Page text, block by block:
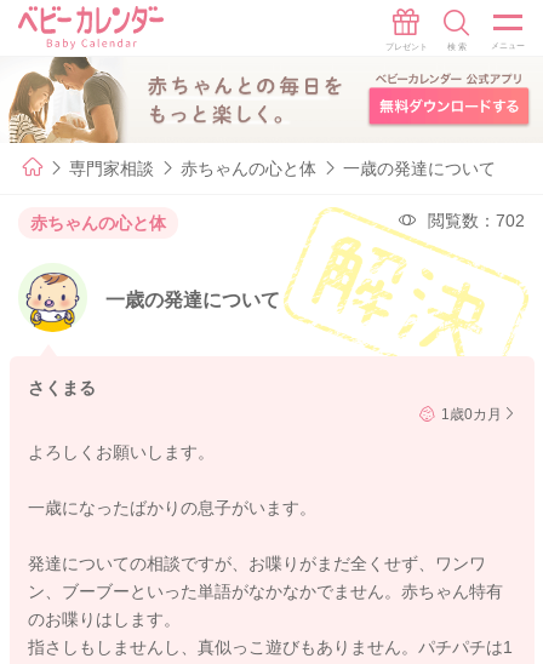
専門家相談 赤ちゃんの心と体 一歳の発達について
赤ちゃんの心と体 閲覧数：702
一歳の発達について
さくまる
1歳0カ月
よろしくお願いします。
一歳になったばかりの息子がいます。
発達についての相談ですが、お喋りがまだ全くせず、ワンワ
ン、ブーブーといった単語がなかなかでません。赤ちゃん特有
のお喋りはします。
指さしもしませんし、真似っこ遊びもありません。パチパチは1